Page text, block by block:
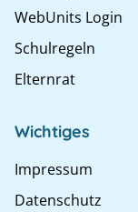
WebUnits Login
Schulregeln
Elternrat
Wichtiges
Impressum
Datenschutz